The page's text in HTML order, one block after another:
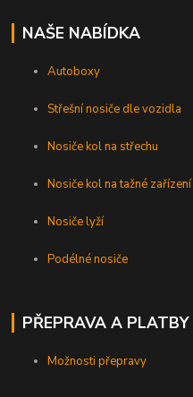
NAŠE NABÍDKA
Autoboxy
Střešní nosiče dle vozidla
Nosiče kol na střechu
Nosiče kol na tažné zařízení
Nosiče lyží
Podélné nosiče
PŘEPRAVA A PLATBY
Možnosti přepravy